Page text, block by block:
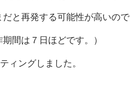
と再発する可能性が高いので
間は７日ほどです。）
ィングしました。